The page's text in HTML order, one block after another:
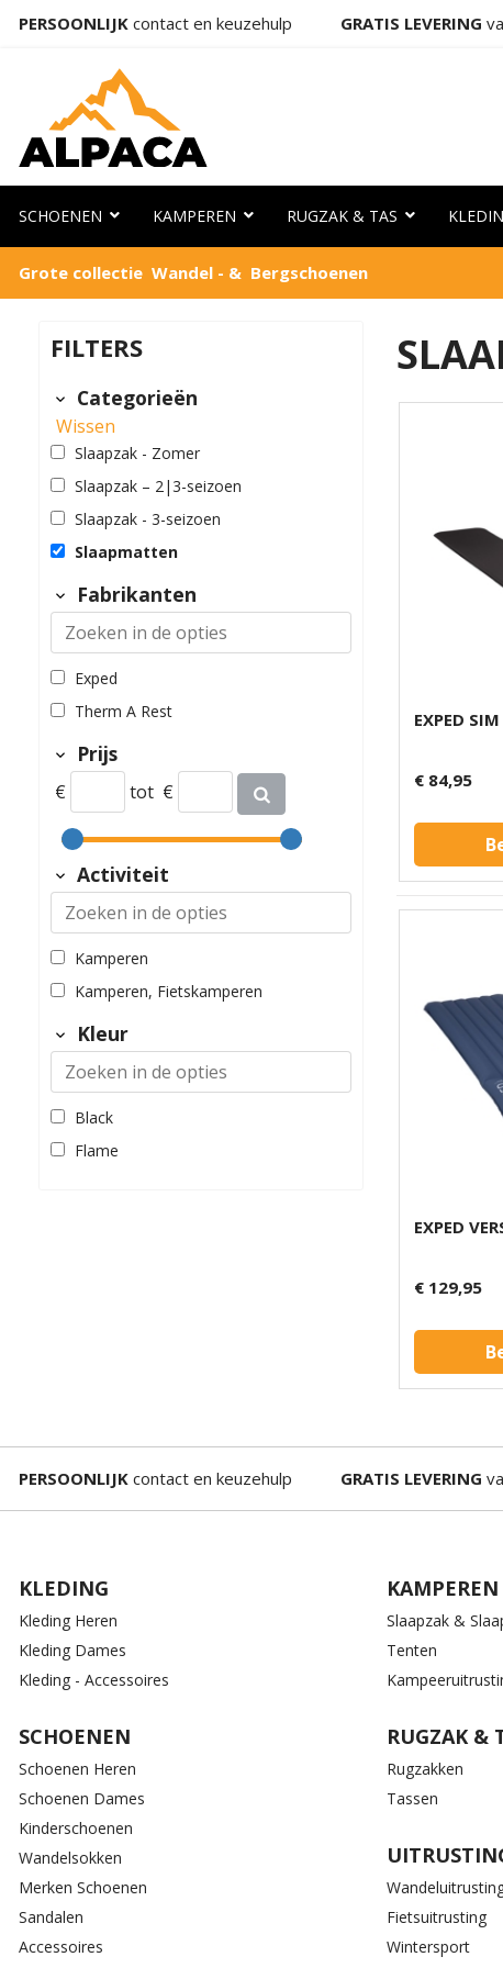
PERSOONLIJK contact en keuzehulp GRATIS LEVERING
SCHOENEN KAMPEREN RUGZAK & TAS
Grote collectie Wandel - & Bergschoenen
FILTERS
Categorieën
Wissen
Slaapzak - Zomer
Slaapzak – 2|3-seizoen
Slaapzak - 3-seizoen
Slaapmatten
Fabrikanten
Exped
Therm A Rest
Prijs
€ tot €
Activiteit
Kamperen
Kamperen, Fietskamperen
Kleur
Black
Flame
EXPED
€ 84,95
EXPED
€ 129,95
PERSOONLIJK contact en keuzehulp GRATIS LEVERING
KLEDING
Kleding Heren
Kleding Dames
Kleding - Accessoires
SCHOENEN
Schoenen Heren
Schoenen Dames
Kinderschoenen
Wandelsokken
Merken Schoenen
Sandalen
Accessoires
KAMPEREN
Slaapzak &
Tenten
RUGZAK &
Rugzakken
Tassen
Fietsuitrusting
Wintersport